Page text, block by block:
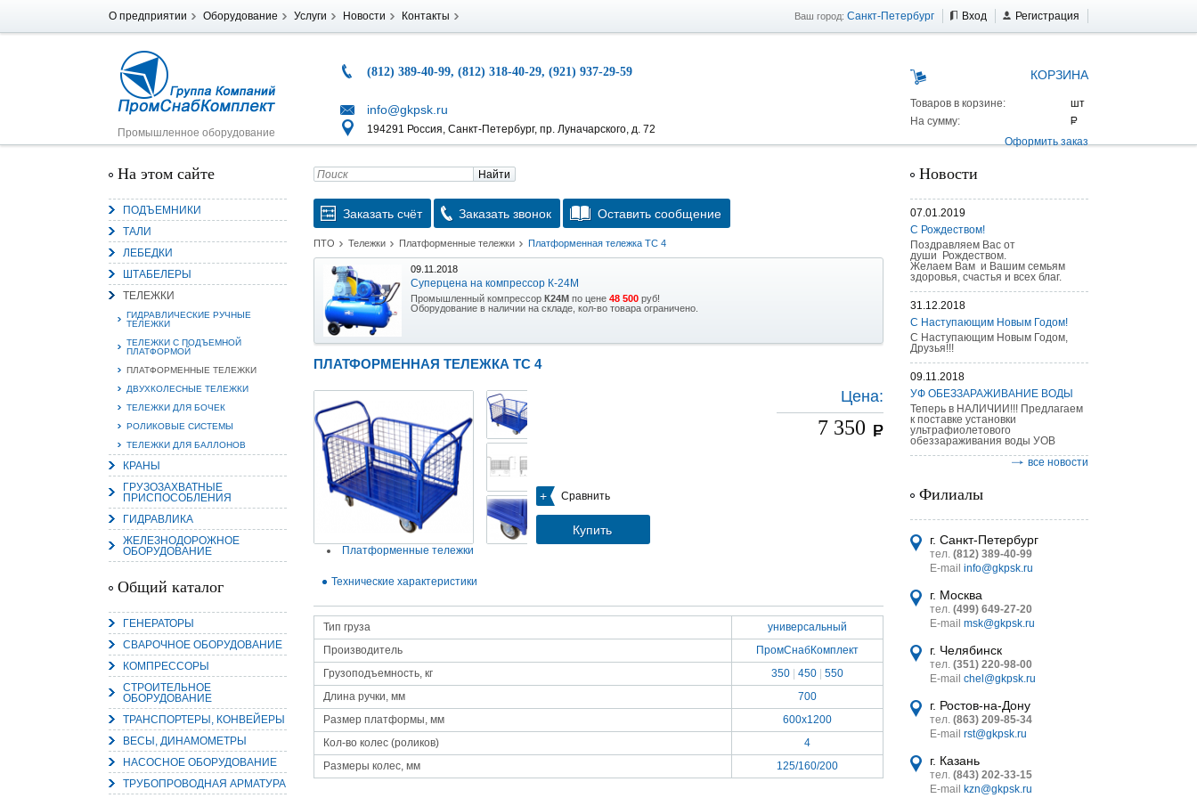
О предприятии Оборудование Услуги Новости Контакты Ваш город: Санкт-Петербург Вход Регистрация
Промышленное оборудование
(812) 389-40-99, (812) 318-40-29, (921) 937-29-59
info@gkpsk.ru
194291 Россия, Санкт-Петербург, пр. Луначарского, д. 72
КОРЗИНА
Товаров в корзине:
На сумму:
Оформить заказ
На этом сайте
ПОДЪЕМНИКИ
ТАЛИ
ЛЕБЕДКИ
ШТАБЕЛЕРЫ
ТЕЛЕЖКИ
ГИДРАВЛИЧЕСКИЕ РУЧНЫЕ
ТЕЛЕЖКИ
ТЕЛЕЖКИ С ПОДЪЕМНОЙ
ПЛАТФОРМОЙ
ПЛАТФОРМЕННЫЕ ТЕЛЕЖКИ
ДВУХКОЛЕСНЫЕ ТЕЛЕЖКИ
ТЕЛЕЖКИ ДЛЯ БОЧЕК
РОЛИКОВЫЕ СИСТЕМЫ
ТЕЛЕЖКИ ДЛЯ БАЛЛОНОВ
КРАНЫ
ГРУЗОЗАХВАТНЫЕ
ПРИСПОСОБЛЕНИЯ
ГИДРАВЛИКА
ЖЕЛЕЗНОДОРОЖНОЕ
ОБОРУДОВАНИЕ
Общий каталог
ГЕНЕРАТОРЫ
СВАРОЧНОЕ ОБОРУДОВАНИЕ
КОМПРЕССОРЫ
СТРОИТЕЛЬНОЕ
ОБОРУДОВАНИЕ
ТРАНСПОРТЕРЫ, КОНВЕЙЕРЫ
ВЕСЫ, ДИНАМОМЕТРЫ
НАСОСНОЕ ОБОРУДОВАНИЕ
ТРУБОПРОВОДНАЯ АРМАТУРА
Найти
Заказать счёт Заказать звонок Оставить сообщение
ПТО Тележки Платформенные тележки Платформенная тележка ТС 4
09.11.2018
Суперцена на компрессор К-24М
Промышленный компрессор К24М по цене 48 500 руб!
Оборудование в наличии на складе, кол-во товара ограничено.
15.10.2018
Уникальная возможность приобрести (в наличии на складе) тележку гидравлическую AS 25 г/п
Новое поступление на склад насосов
Насосы Calpeda в НАЛИЧИИ
https://www.1nasos.ru/vodosnabzhenie-otoplenie/calpeda-mxh-203e
15.01.2018
Ручные насосы НБУ без торговой наценки!
Поступление насосов НБУ 700-02 на склад в Спб. Купите сегодня по цене производителя!
Насос бочковой универсальный НБУ 700-02 предназначен для перекачивания пищевых растительных
масел из бочек и других емкостей и соответствует государственным санитарно-эпидемеологическим
правилам и нормам.
15.01.2018
Оборудование в наличии на складе!!! Цены фиксированы!
Акция на Пневмонагнетатель ТОПОЛЬ 300 ТРАНСМИКС и Растворосмеситель
Цены на
Растворосмеситель СКАУТ MINI
снижены!
Товар имеется в наличии на складе.
28.02.2017
Наклонный подъемник Minor Escalera по цене 2014 года
Оборудование в наличии на складе.
Стоимость 260 000 руб!
ПЛАТФОРМЕННАЯ ТЕЛЕЖКА ТС 4
Сравнить
Купить
Цена:
7 350
Платформенные тележки
Технические характеристики
Тип груза
универсальный
Производитель
ПромСнабКомплект
Грузоподъемность, кг
350 450
550
Длина ручки, мм
700
Размер платформы, мм
600х1200
Кол-во колес (роликов)
4
Размеры колес, мм
125/160/200
Новости
07.01.2019
С Рождеством!
Поздравляем Вас от
души Рождеством.
Желаем Вам и Вашим семьям
здоровья, счастья и всех благ.
31.12.2018
С Наступающим Новым Годом!
С Наступающим Новым Годом,
Друзья!!!
09.11.2018
УФ ОБЕЗЗАРАЖИВАНИЕ ВОДЫ
Теперь в НАЛИЧИИ!!! Предлагаем
к поставке установки
ультрафиолетового
обеззараживания воды УОВ
все новости
Филиалы
г. Санкт-Петербург
тел. (812) 389-40-99
E-mail info@gkpsk.ru
г. Москва
тел. (499) 649-27-20
E-mail msk@gkpsk.ru
г. Челябинск
тел. (351) 220-98-00
E-mail chel@gkpsk.ru
г. Ростов-на-Дону
тел. (863) 209-85-34
E-mail rst@gkpsk.ru
г. Казань
тел. (843) 202-33-15
E-mail
kzn@gkpsk.ru